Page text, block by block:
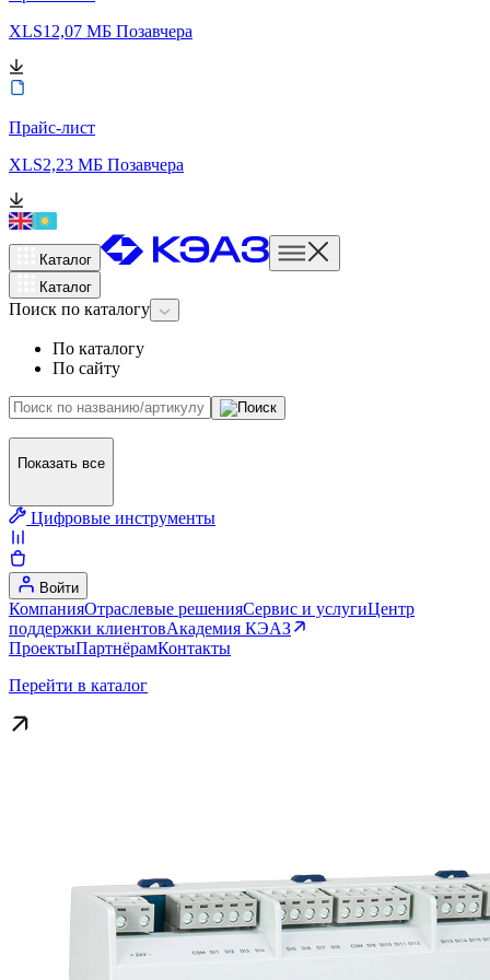
XLS12,07 МБ Позавчера
Прайс-лист
XLS2,23 МБ Позавчера
Каталог
Каталог
Поиск по каталогу
По каталогу
По сайту
Показать все
Цифровые инструменты
Войти
КомпанияОтраслевые решенияСервис и услугиЦентр
поддержки клиентовАкадемия КЭАЗ
ПроектыПартнёрамКонтакты
Перейти в каталог